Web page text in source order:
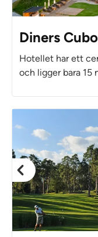
Diners
Hotellet har ett
och ligger bara 15